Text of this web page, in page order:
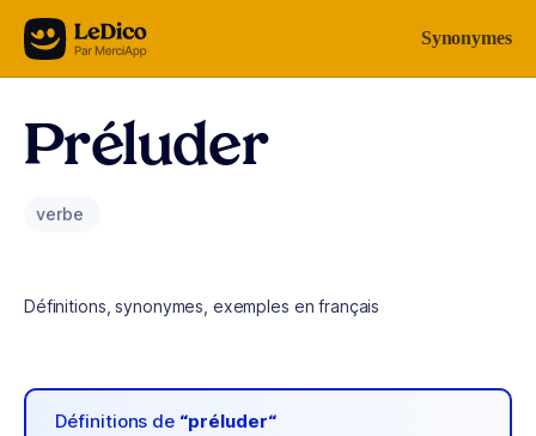
Aller au contenu Synonymes
Préluder
verbe
Définitions, synonymes, exemples en français
Définitions de “préluder“